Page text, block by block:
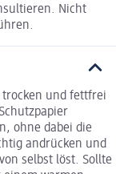
Nicht
trocken und fettfrei
ohne dabei die
andrücken und
selbst löst. Sollte